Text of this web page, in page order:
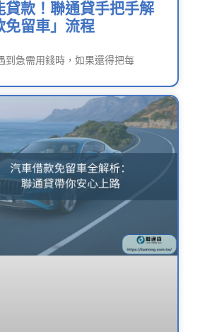
貸款！聯通貸手把手解
免留車」流程
到急需用錢時，如果還得把每